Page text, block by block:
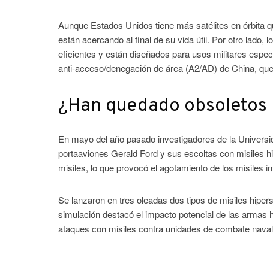
Aunque Estados Unidos tiene más satélites en órbita
están acercando al final de su vida útil. Por otro lado,
eficientes y están diseñados para usos militares
anti-acceso/denegación de área (A2/AD) de China,
¿Han quedado
En mayo del año pasado investigadores de la
portaaviones Gerald Ford y sus escoltas con misiles
misiles, lo que provocó el agotamiento de los misiles
Se lanzaron en tres oleadas dos tipos de misiles
simulación destacó el impacto potencial de las
ataques con misiles contra unidades de combate